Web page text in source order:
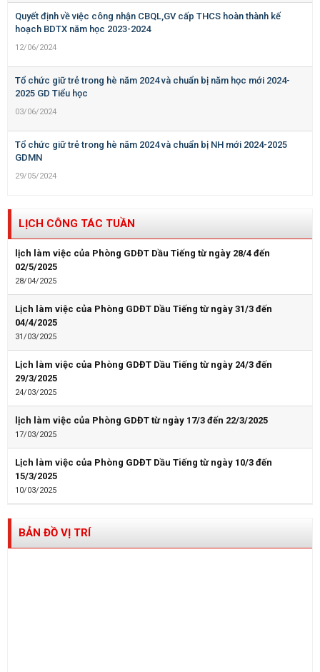
Quyết định về việc công nhận CBQL,GV cấp THCS hoàn thành kế
hoạch BDTX năm học 2023-2024
12/06/2024
Tổ chức giữ trẻ trong hè năm 2024 và chuẩn bị năm học mới 2024-
2025 GD Tiểu học
03/06/2024
Tổ chức giữ trẻ trong hè năm 2024 và chuẩn bị NH mới 2024-2025
GDMN
29/05/2024
LỊCH CÔNG TÁC TUẦN
lịch làm việc của Phòng GDĐT Dầu Tiếng từ ngày 28/4 đến
02/5/2025
28/04/2025
Lịch làm việc của Phòng GDĐT Dầu Tiếng từ ngày 31/3 đến
04/4/2025
31/03/2025
Lịch làm việc của Phòng GDĐT Dầu Tiếng từ ngày 24/3 đến
29/3/2025
24/03/2025
lịch làm việc của Phòng GDĐT từ ngày 17/3 đến 22/3/2025
17/03/2025
Lịch làm việc của Phòng GDĐT Dầu Tiếng từ ngày 10/3 đến
15/3/2025
10/03/2025
BẢN ĐỒ VỊ TRÍ